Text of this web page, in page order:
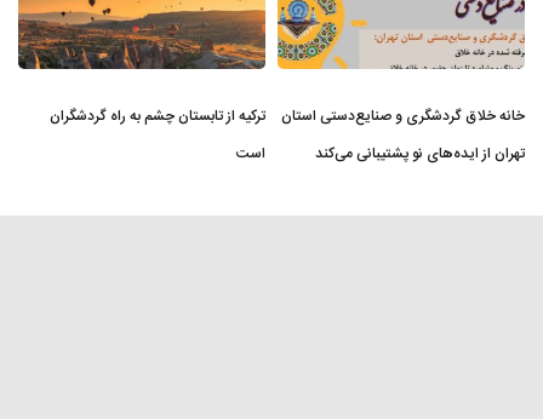
خانه خلاق گردشگری و صنایع‌دستی استان
تهران از ایده‌های نو پشتیبانی می‌کند
ترکیه از تابستان چشم به راه گردشگران
است